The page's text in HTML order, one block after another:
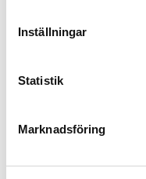
Inställningar
Statistik
Marknadsföring
Artikelnummer: